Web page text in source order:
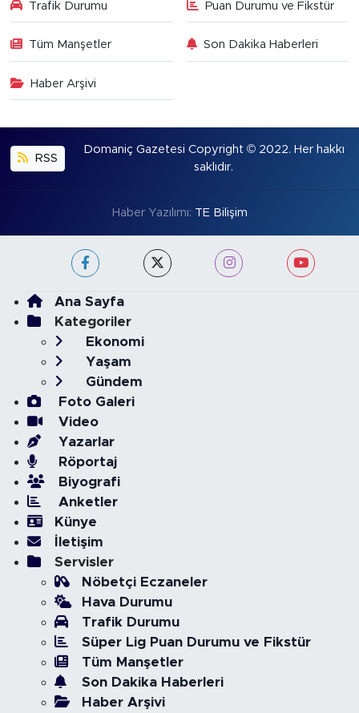
Trafik Durumu Puan Durumu ve Fikstür
Tüm Manşetler Son Dakika Haberleri
Haber Arşivi
RSS
Domaniç Gazetesi Copyright © 2022. Her hakkı
saklıdır.
Haber Yazılımı: TE Bilişim
Ana Sayfa
Kategoriler
Ekonomi
Yaşam
Gündem
Foto Galeri
Video
Yazarlar
Röportaj
Biyografi
Anketler
Künye
İletişim
Servisler
Nöbetçi Eczaneler
Hava Durumu
Trafik Durumu
Süper Lig Puan Durumu ve Fikstür
Tüm Manşetler
Son Dakika Haberleri
Haber Arşivi